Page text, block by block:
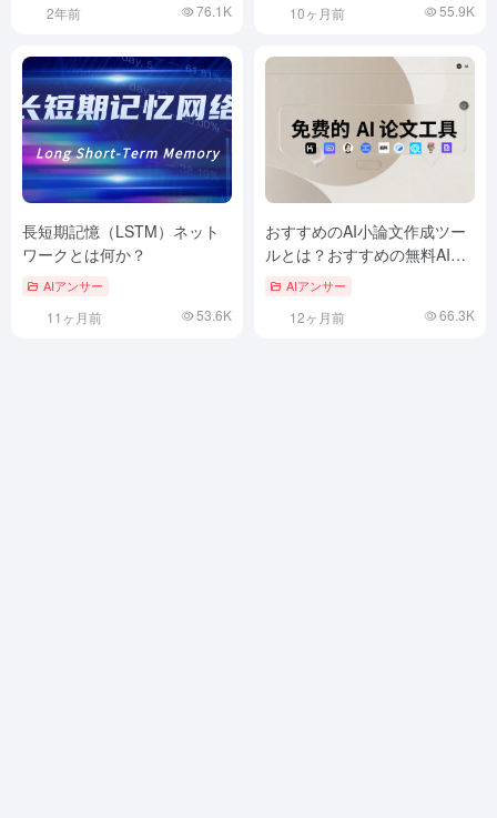
2年前 76.1K 10ヶ月前 55.9K
長短期記憶（LSTM）ネット
ワークとは何か？
AIアンサー
11ヶ月前 53.6K
おすすめのAI小論文作成ツー
ルとは？おすすめの無料AIア
カデミック小論文アシスタン
AIアンサー
12ヶ月前 66.3K